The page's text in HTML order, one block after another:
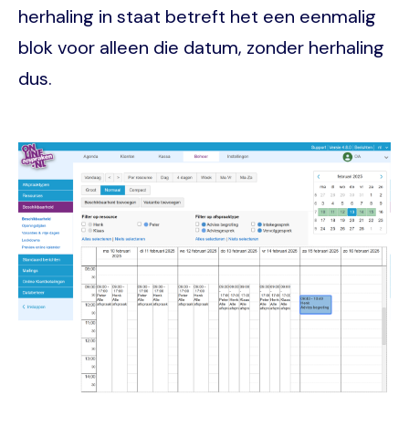
herhaling in staat betreft het een eenmalig
blok voor alleen die datum, zonder herhaling
dus.
Image